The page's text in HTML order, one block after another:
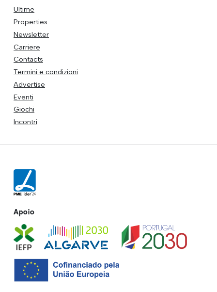
Ultime
Properties
Newsletter
Carriere
Contacts
Termini e condizioni
Advertise
Eventi
Giochi
Incontri
Apoio